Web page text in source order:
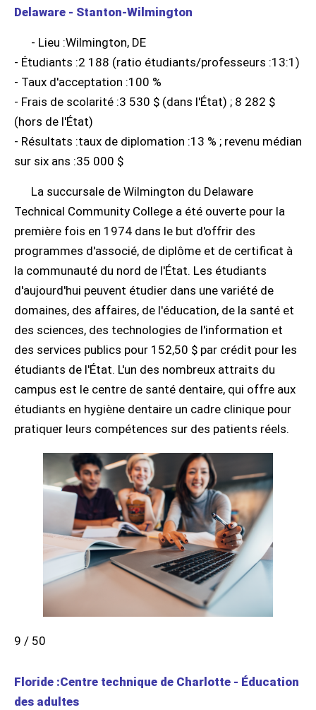
Delaware - Stanton-Wilmington
- Lieu :Wilmington, DE
- Étudiants :2 188 (ratio étudiants/professeurs :13:1)
- Taux d'acceptation :100 %
- Frais de scolarité :3 530 $ (dans l'État) ; 8 282 $
(hors de l'État)
- Résultats :taux de diplomation :13 % ; revenu médian
sur six ans :35 000 $
La succursale de Wilmington du Delaware
Technical Community College a été ouverte pour la
première fois en 1974 dans le but d'offrir des
programmes d'associé, de diplôme et de certificat à
la communauté du nord de l'État. Les étudiants
d'aujourd'hui peuvent étudier dans une variété de
domaines, des affaires, de l'éducation, de la santé et
des sciences, des technologies de l'information et
des services publics pour 152,50 $ par crédit pour les
étudiants de l'État. L'un des nombreux attraits du
campus est le centre de santé dentaire, qui offre aux
étudiants en hygiène dentaire un cadre clinique pour
pratiquer leurs compétences sur des patients réels.
9 / 50
Floride :Centre technique de Charlotte - Éducation
des adultes